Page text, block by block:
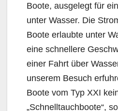
Boote, ausgelegt für
unter Wasser. Die
Boote erlaubte unter
eine schnellere
einer Fahrt über
unserem Besuch
Boote vom Typ XXI
„Schnelltauchboote“,